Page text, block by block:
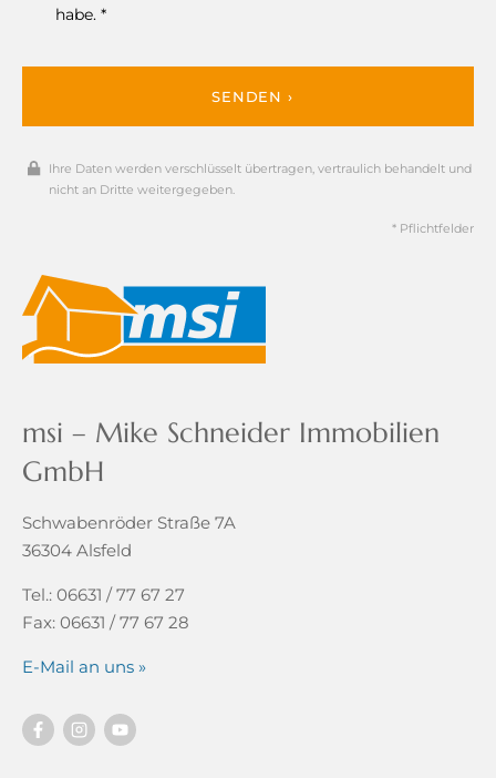
habe. *
SENDEN ›
Ihre Daten werden verschlüsselt übertragen, vertraulich behandelt und
nicht an Dritte weitergegeben.
* Pflichtfelder
msi – Mike Schneider Immobilien
GmbH
Schwabenröder Straße 7A
36304 Alsfeld
Tel.: 06631 / 77 67 27
Fax: 06631 / 77 67 28
E-Mail an uns »